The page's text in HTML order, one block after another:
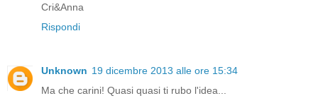
Cri&Anna
Rispondi
Unknown 19 dicembre 2013 alle ore 15:34
Ma che carini! Quasi quasi ti rubo l'idea...